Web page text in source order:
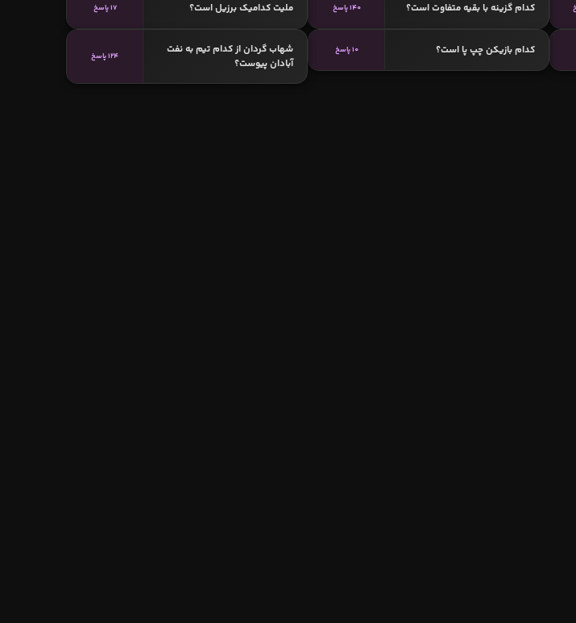
کدام گزینه با بقیه متفاوت است؟ 140 پاسخ ملیت کدامیک برزیل است؟ 17 پاسخ
کدام بازیکن چپ پا است؟ 10 پاسخ
شهاب گردان از کدام تیم به نفت
آبادان پیوست؟
124 پاسخ